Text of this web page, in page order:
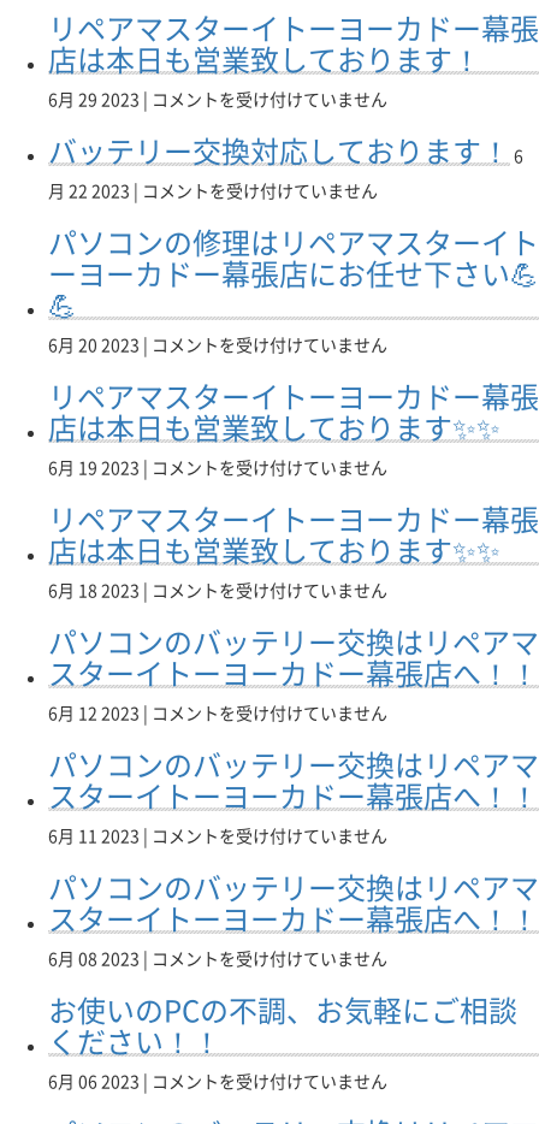
イ
ト
ー
ヨ
カ
ド
ー
張
店】
は
カ
ド
ー
幕
店
へ！】
は
じ
た
リ
ア
マ
ス
タ
ー
イ
ー
ヨ
カ
ド
ー
幕
店
へ！
は
見
積
り
受
ま
す！
ペ
ア
マ
タ
ー
イ
ト
ー
ー
ド
ー
張
へ！
は
ボ
ー
ド
交
も
当
店
お
任
せ！
【リ
ペ
ア
マ
ス
タ
ー
幕
張
店】
は
リペアマスターイトーヨーカドー幕張
店は本日も営業致しております！
6月 29 2023 | リ
ア
マ
ス
ー
イ
ト
ー
ヨ
カ
ド
ー
幕
張
店
は
本
日
も
業
致
て
り
ま
は
コメントを受け付けていません
バッテリー交換対応しております！
6
月 22 2023 | バ
テ
リ
ー
換
対
応
し
て
お
り
す！
は
コメントを受け付けていません
パソコンの修理はリペアマスターイト
ーヨーカドー幕張店にお任せ下さい💪
💪
6月 20 2023 | パ
コ
ン
の
修
は
リ
ペ
ア
ス
タ
ー
イ
ト
ヨ
ー
カ
ド
幕
張
に
任
せ
さ
コメントを受け付けていません
リペアマスターイトーヨーカドー幕張
店は本日も営業致しております✨✨
6月 19 2023 | リ
ア
マ
ス
タ
イ
ト
ー
ヨ
カ
ド
ー
幕
張
は
本
日
も
営
業
致
て
コメントを受け付けていません
リペアマスターイトーヨーカドー幕張
店は本日も営業致しております✨✨
6月 18 2023 | リ
ア
マ
ス
タ
イ
ト
ー
ヨ
カ
ド
ー
幕
張
店
は
本
日
も
コメントを受け付けていません
パソコンのバッテリー交換はリペアマ
スターイトーヨーカドー幕張店へ！！
6月 12 2023 | パ
コ
ン
の
バ
テ
リ
ー
交
は
リ
ペ
ア
マ
コメントを受け付けていません
パソコンのバッテリー交換はリペアマ
スターイトーヨーカドー幕張店へ！！
6月 11 2023 | パ
コ
ン
の
バ
テ
リ
ー
交
コメントを受け付けていません
パソコンのバッテリー交換はリペアマ
スターイトーヨーカドー幕張店へ！！
6月 08 2023 | パ
コ
ン
の
バ
コメントを受け付けていません
お使いのPCの不調、お気軽にご相談
ください！！
6月 06 2023 | お
コメントを受け付けていません